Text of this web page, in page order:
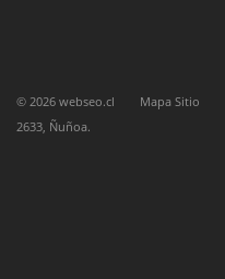
© 2026 webseo.cl Mapa Sitio
2633, Ñuñoa.